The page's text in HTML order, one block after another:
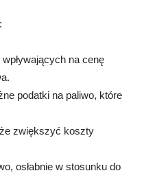
na cenę
podatki na paliwo, które
zwiększyć koszty
osłabnie w stosunku do